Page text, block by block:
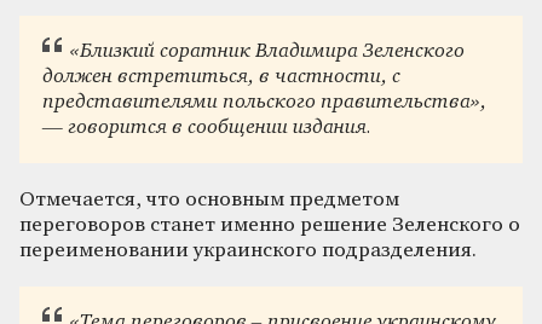
«Близкий соратник Владимира Зеленского
должен встретиться, в частности, с
представителями польского правительства»,
— говорится в сообщении издания.
Отмечается, что основным предметом
переговоров станет именно решение Зеленского о
переименовании украинского подразделения.